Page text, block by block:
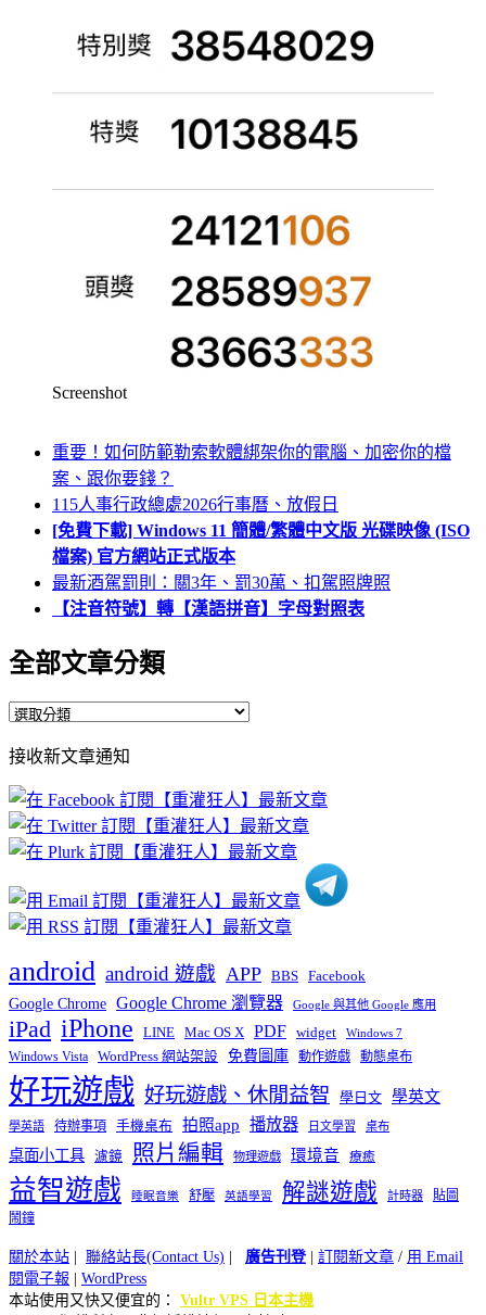
Screenshot
重要！如何防範勒索軟體綁架你的電腦、加密你的檔
案、跟你要錢？
115人事行政總處2026行事曆、放假日
[免費下載] Windows 11 簡體/繁體中文版 光碟映像 (ISO
檔案) 官方網站正式版本
最新酒駕罰則：關3年、罰30萬、扣駕照牌照
【注音符號】轉【漢語拼音】字母對照表
全部文章分類
全
文
章
分
類
接收新文章通知
android android 遊戲 APP BBS Facebook
Google Chrome Google Chrome 瀏覽器 Google 與其他 Google 應用
iPad iPhone LINE Mac OS X PDF widget Windows 7
Windows Vista WordPress 網站架設 免費圖庫 動作遊戲 動態桌布
好玩遊戲 好玩遊戲、休閒益智 學日文 學英文
學英語 待辦事項 手機桌布 拍照app 播放器 日文學習 桌布
桌面小工具 濾鏡 照片編輯 物理遊戲 環境音 療癒
益智遊戲 睡眠音樂 舒壓 英語學習 解謎遊戲 計時器
貼圖
鬧鐘
關於本站 | 聯絡站長(Contact Us) | 廣告刊登| 訂閱新文章 / 用 Email
閱電子報 | WordPress
本站使用又快又便宜的： Vultr VPS 日本主機